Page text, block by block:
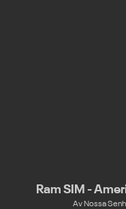
Ram SIM -
Av Nossa